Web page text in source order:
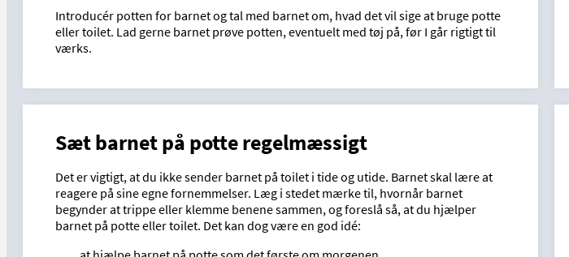
Introducér potten for barnet og tal med barnet om, hvad det vil sige at bruge potte
eller toilet. Lad gerne barnet prøve potten, eventuelt med tøj på, før I går rigtigt til
værks.
Sæt barnet på potte regelmæssigt
Det er vigtigt, at du ikke sender barnet på toilet i tide og utide. Barnet skal lære at
reagere på sine egne fornemmelser. Læg i stedet mærke til, hvornår barnet
begynder at trippe eller klemme benene sammen, og foreslå så, at du hjælper
barnet på potte eller toilet. Det kan dog være en god idé: